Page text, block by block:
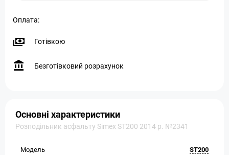
Оплата:
Готівкою
Безготівковий розрахунок
Основні характеристики
Розподільник асфальту Simex ST200 2014 р. №2341
Модель ST200